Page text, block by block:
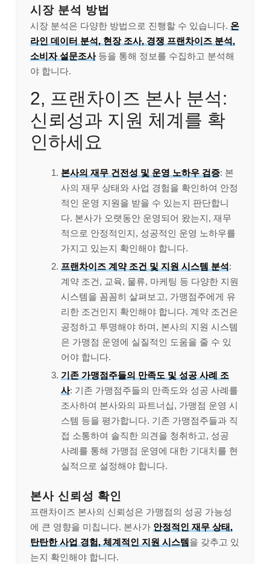
시장 분석 방법
시장 분석은 다양한 방법으로 진행할 수 있습니다. 온
라인 데이터 분석, 현장 조사, 경쟁 프랜차이즈 분석,
소비자 설문조사등을 통해 정보를 수집하고 분석해
야 합니다.
2, 프랜차이즈 본사 분석:
신뢰성과 지원 체계를 확
인하세요
본사의 재무 건전성 및 운영 노하우 검증: 본
사의 재무 상태와 사업 경험을 확인하여 안정
적인 운영 지원을 받을 수 있는지 판단합니
다. 본사가 오랫동안 운영되어 왔는지, 재무
적으로 안정적인지, 성공적인 운영 노하우를
가지고 있는지 확인해야 합니다.
프랜차이즈 계약 조건 및 지원 시스템 분석:
계약 조건, 교육, 물류, 마케팅 등 다양한 지원
시스템을 꼼꼼히 살펴보고, 가맹점주에게 유
리한 조건인지 확인해야 합니다. 계약 조건은
공정하고 투명해야 하며, 본사의 지원 시스템
은 가맹점 운영에 실질적인 도움을 줄 수 있
어야 합니다.
기존 가맹점주들의 만족도 및 성공 사례 조
사: 기존 가맹점주들의 만족도와 성공 사례를
조사하여 본사와의 파트너십, 가맹점 운영 시
스템 등을 평가합니다. 기존 가맹점주들과 직
접 소통하여 솔직한 의견을 청취하고, 성공
사례를 통해 가맹점 운영에 대한 기대치를 현
실적으로 설정해야 합니다.
본사 신뢰성 확인
프랜차이즈 본사의 신뢰성은 가맹점의 성공 가능성
에 큰 영향을 미칩니다. 본사가 안정적인 재무 상태,
탄탄한 사업 경험, 체계적인 지원 시스템을 갖추고 있
는지 확인해야 합니다.